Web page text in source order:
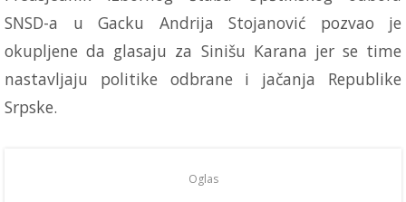
SNSD-a u Gacku Andrija Stojanović pozvao je
okupljene da glasaju za Sinišu Karana jer se time
nastavljaju politike odbrane i jačanja Republike
Srpske.
Oglas